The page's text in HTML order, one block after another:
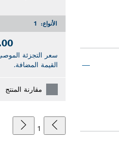
الأنواع: 1
سعر التجزئة
القيمة المضافة.
مقارنة المنتج
1